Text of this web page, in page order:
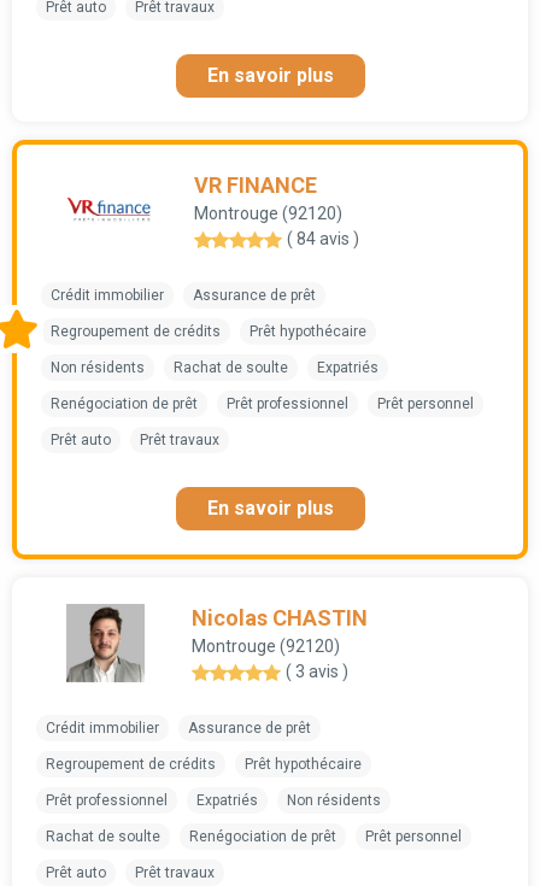
Prêt auto Prêt travaux
En savoir plus
VR FINANCE
Montrouge (92120)
( 84 avis )
Crédit immobilier Assurance de prêt
Regroupement de crédits Prêt hypothécaire
Non résidents Rachat de soulte Expatriés
Renégociation de prêt Prêt professionnel Prêt personnel
Prêt auto Prêt travaux
En savoir plus
Nicolas CHASTIN
Montrouge (92120)
( 3 avis )
Crédit immobilier Assurance de prêt
Regroupement de crédits Prêt hypothécaire
Prêt professionnel Expatriés Non résidents
Rachat de soulte Renégociation de prêt Prêt personnel
Prêt auto Prêt travaux